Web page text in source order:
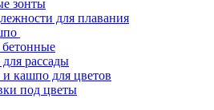
зонты
для плавания
рассады
кашпо для цветов
под цветы